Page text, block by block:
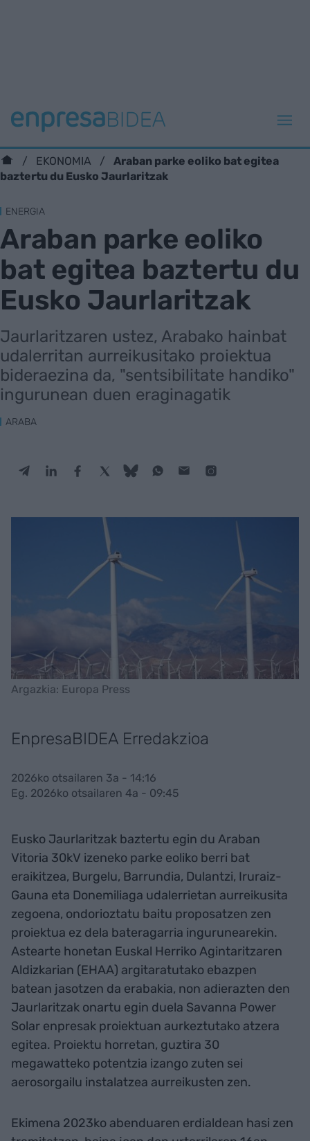
EKONOMIA
Araban parke eoliko bat egitea
baztertu du Eusko Jaurlaritzak
ENERGIA
Araban parke eoliko
bat egitea baztertu du
Eusko Jaurlaritzak
Jaurlaritzaren ustez, Arabako hainbat
udalerritan aurreikusitako proiektua
bideraezina da, "sentsibilitate handiko"
ingurunean duen eraginagatik
ARABA
Argazkia: Europa Press
EnpresaBIDEA Erredakzioa
2026ko otsailaren 3a - 14:16
Eg. 2026ko otsailaren 4a - 09:45
Eusko Jaurlaritzak baztertu egin du Araban
Vitoria 30kV izeneko parke eoliko berri bat
eraikitzea, Burgelu, Barrundia, Dulantzi, Iruraiz-
Gauna eta Donemiliaga udalerrietan aurreikusita
zegoena, ondorioztatu baitu proposatzen zen
proiektua ez dela bateragarria ingurunearekin.
Astearte honetan Euskal Herriko Agintaritzaren
Aldizkarian (EHAA) argitaratutako ebazpen
batean jasotzen da erabakia, non adierazten den
Jaurlaritzak onartu egin duela Savanna Power
Solar enpresak proiektuan aurkeztutako atzera
egitea. Proiektu horretan, guztira 30
megawatteko potentzia izango zuten sei
aerosorgailu instalatzea aurreikusten zen.
Ekimena 2023ko abenduaren erdialdean hasi zen